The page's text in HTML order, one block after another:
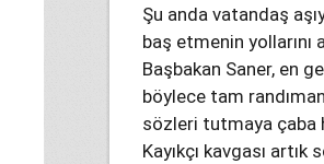
Şu anda vatandaş
baş etmenin
Başbakan Saner, en
böylece tam
sözleri tutmaya çaba
Kayıkçı kavgası artık